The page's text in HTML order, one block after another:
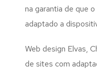
na garantia de que
adaptado a
Web design Elvas,
de sites com